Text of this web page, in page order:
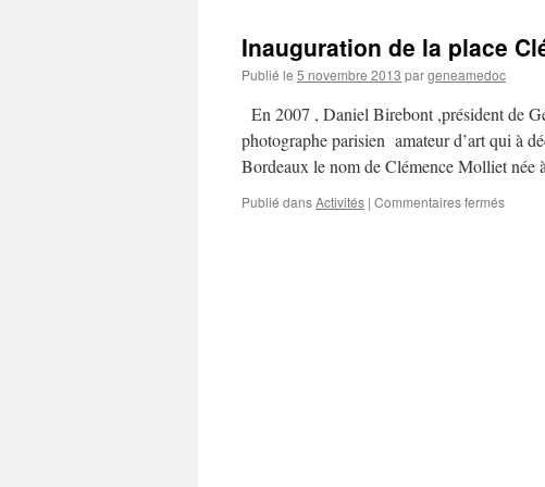
«
et
ses
Inauguration de la place
Publié le 5 novembre 2013 pargeneamedoc
En 2007 , Daniel Birebont ,président de
photographe parisien amateur d’art qui à
Bordeaux le nom de Clémence Molliet née
Publié dansActivités | Commentaires ferméssur